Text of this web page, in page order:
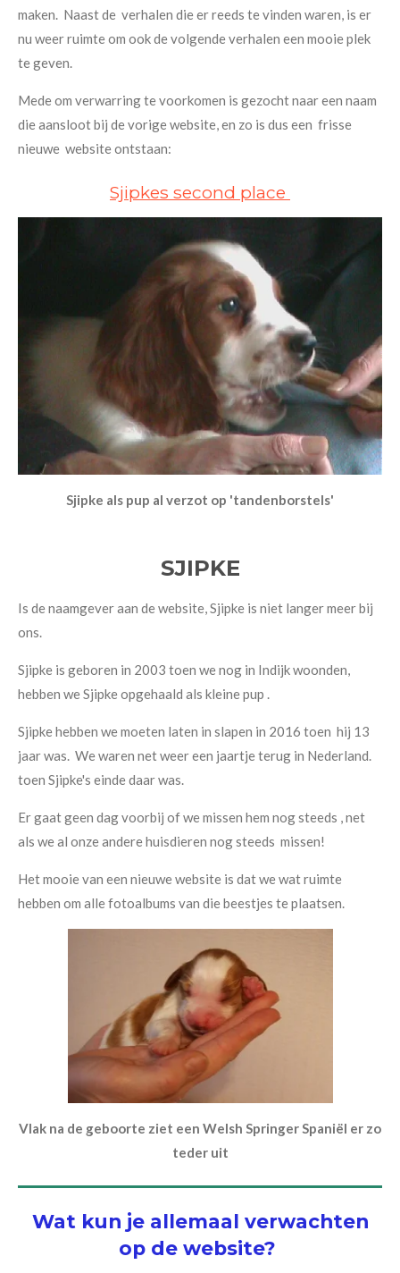
maken. Naast de verhalen die er reeds te vinden waren, is er
nu weer ruimte om ook de volgende verhalen een mooie plek
te geven.
Mede om verwarring te voorkomen is gezocht naar een naam
die aansloot bij de vorige website, en zo is dus een frisse
nieuwe website ontstaan:
Sjipkes second place
Sjipke als pup al verzot op 'tandenborstels'
SJIPKE
Is de naamgever aan de website, Sjipke is niet langer meer bij
ons.
Sjipke is geboren in 2003 toen we nog in Indijk woonden,
hebben we Sjipke opgehaald als kleine pup .
Sjipke hebben we moeten laten in slapen in 2016 toen hij 13
jaar was. We waren net weer een jaartje terug in Nederland.
toen Sjipke's einde daar was.
Er gaat geen dag voorbij of we missen hem nog steeds , net
als we al onze andere huisdieren nog steeds missen!
Het mooie van een nieuwe website is dat we wat ruimte
hebben om alle fotoalbums van die beestjes te plaatsen.
Vlak na de geboorte ziet een Welsh Springer Spaniël er zo
teder uit
Wat kun je allemaal verwachten
op de website?